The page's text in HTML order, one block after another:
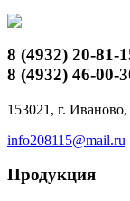
8 (4932) 20-81-
8 (4932) 46-00-
153021, г.
info208115@mail.ru
Продукция